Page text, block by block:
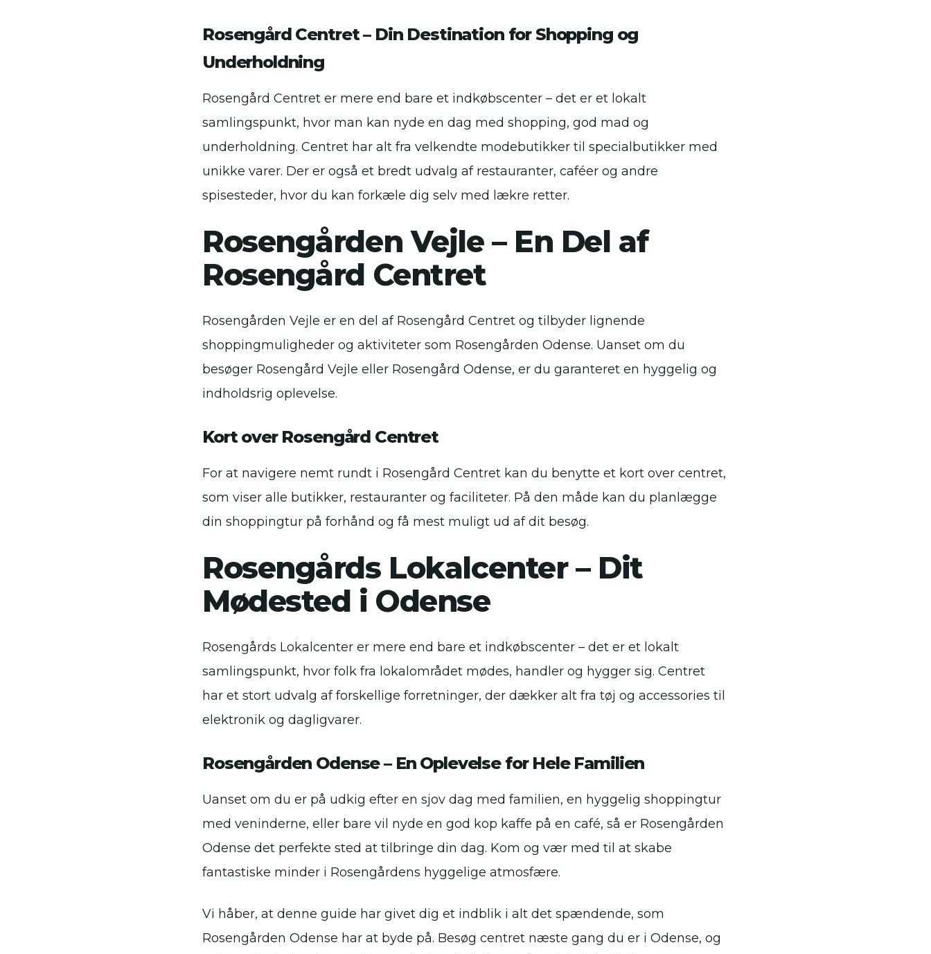
Rosengård Centret – Din Destination for Shopping og
Underholdning
Rosengård Centret er mere end bare et indkøbscenter – det er et lokalt
samlingspunkt, hvor man kan nyde en dag med shopping, god mad og
underholdning. Centret har alt fra velkendte modebutikker til specialbutikker med
unikke varer. Der er også et bredt udvalg af restauranter, caféer og andre
spisesteder, hvor du kan forkæle dig selv med lækre retter.
Rosengården Vejle – En Del af
Rosengård Centret
Rosengården Vejle er en del af Rosengård Centret og tilbyder lignende
shoppingmuligheder og aktiviteter som Rosengården Odense. Uanset om du
besøger Rosengård Vejle eller Rosengård Odense, er du garanteret en hyggelig og
indholdsrig oplevelse.
Kort over Rosengård Centret
For at navigere nemt rundt i Rosengård Centret kan du benytte et kort over centret,
som viser alle butikker, restauranter og faciliteter. På den måde kan du planlægge
din shoppingtur på forhånd og få mest muligt ud af dit besøg.
Rosengårds Lokalcenter – Dit
Mødested i Odense
Rosengårds Lokalcenter er mere end bare et indkøbscenter – det er et lokalt
samlingspunkt, hvor folk fra lokalområdet mødes, handler og hygger sig. Centret
har et stort udvalg af forskellige forretninger, der dækker alt fra tøj og accessories til
elektronik og dagligvarer.
Rosengården Odense – En Oplevelse for Hele Familien
Uanset om du er på udkig efter en sjov dag med familien, en hyggelig shoppingtur
med veninderne, eller bare vil nyde en god kop kaffe på en café, så er Rosengården
Odense det perfekte sted at tilbringe din dag. Kom og vær med til at skabe
fantastiske minder i Rosengårdens hyggelige atmosfære.
Vi håber, at denne guide har givet dig et indblik i alt det spændende, som
Rosengården Odense har at byde på. Besøg centret næste gang du er i Odense, og